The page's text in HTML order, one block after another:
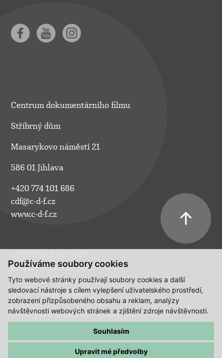
Používáme soubory cookies
Tyto webové stránky používají soubory cookies a další
sledovací nástroje s cílem vylepšení uživatelského prostředí,
zobrazení přizpůsobeného obsahu a reklam, analýzy
návštěvnosti webových stránek a zjištění zdroje návštěvnosti.
Souhlasím
Upravit mé předvolby
Centrum dokumentárního filmu
Stříbrný dům
Masarykovo náměstí 21
586 01 Jihlava
+420 774 101 686
cdf@c-d-f.cz
www.c-d-f.cz
Po–Pá:
10.00–18.00
So:
na požádání
Ne:
na požádání
Polední pauza ve všední dny a v sobotu 13:00 - 14:00.